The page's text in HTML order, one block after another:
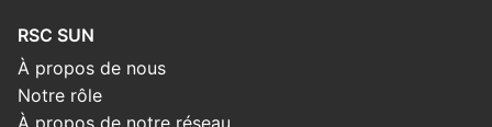
RSC SUN
À propos de nous
Notre rôle